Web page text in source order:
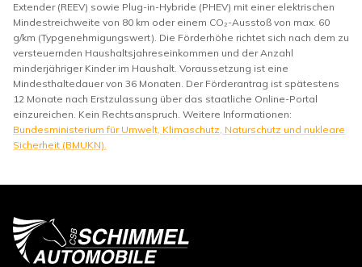
Extender (REEV) sowie Plug-in-Hybride (PHEV) mit einer elektrischen
Mindestreichweite von 80 km oder einem CO₂-Ausstoß von max. 60
g/km (Typgenehmigungswert). Die Förderhöhe richtet sich nach dem zu
versteuernden Haushaltsjahreseinkommen und der Anzahl
minderjähriger Kinder im Haushalt. Voraussetzung ist eine
Mindesthaltedauer von 36 Monaten. Der Förderantrag ist spätestens
12 Monate nach Erstzulassung über das staatliche Online-Portal
einzureichen. Kein Rechtsanspruch. Weitere Informationen:
Bundesministerium für Umwelt, Klimaschutz, Naturschutz und nukleare
Sicherheit (BMUKN).